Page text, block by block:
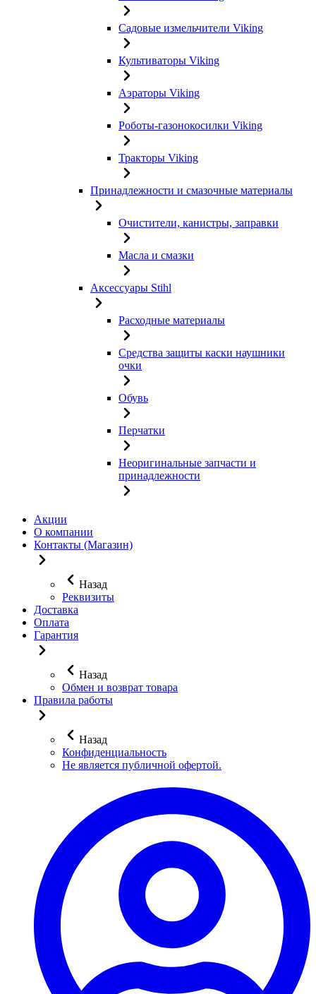
Садовые измельчители Viking
Культиваторы Viking
Аэраторы Viking
Роботы-газонокосилки Viking
Тракторы Viking
Принадлежности и смазочные материалы
Очистители, канистры, заправки
Масла и смазки
Аксессуары Stihl
Расходные материалы
Средства защиты каски наушники
очки
Обувь
Перчатки
Неоригинальные запчасти и
принадлежности
Акции
О компании
Контакты (Магазин)
Назад
Реквизиты
Доставка
Оплата
Гарантия
Назад
Обмен и возврат товара
Правила работы
Назад
Конфиденциальность
Не является публичной офертой.